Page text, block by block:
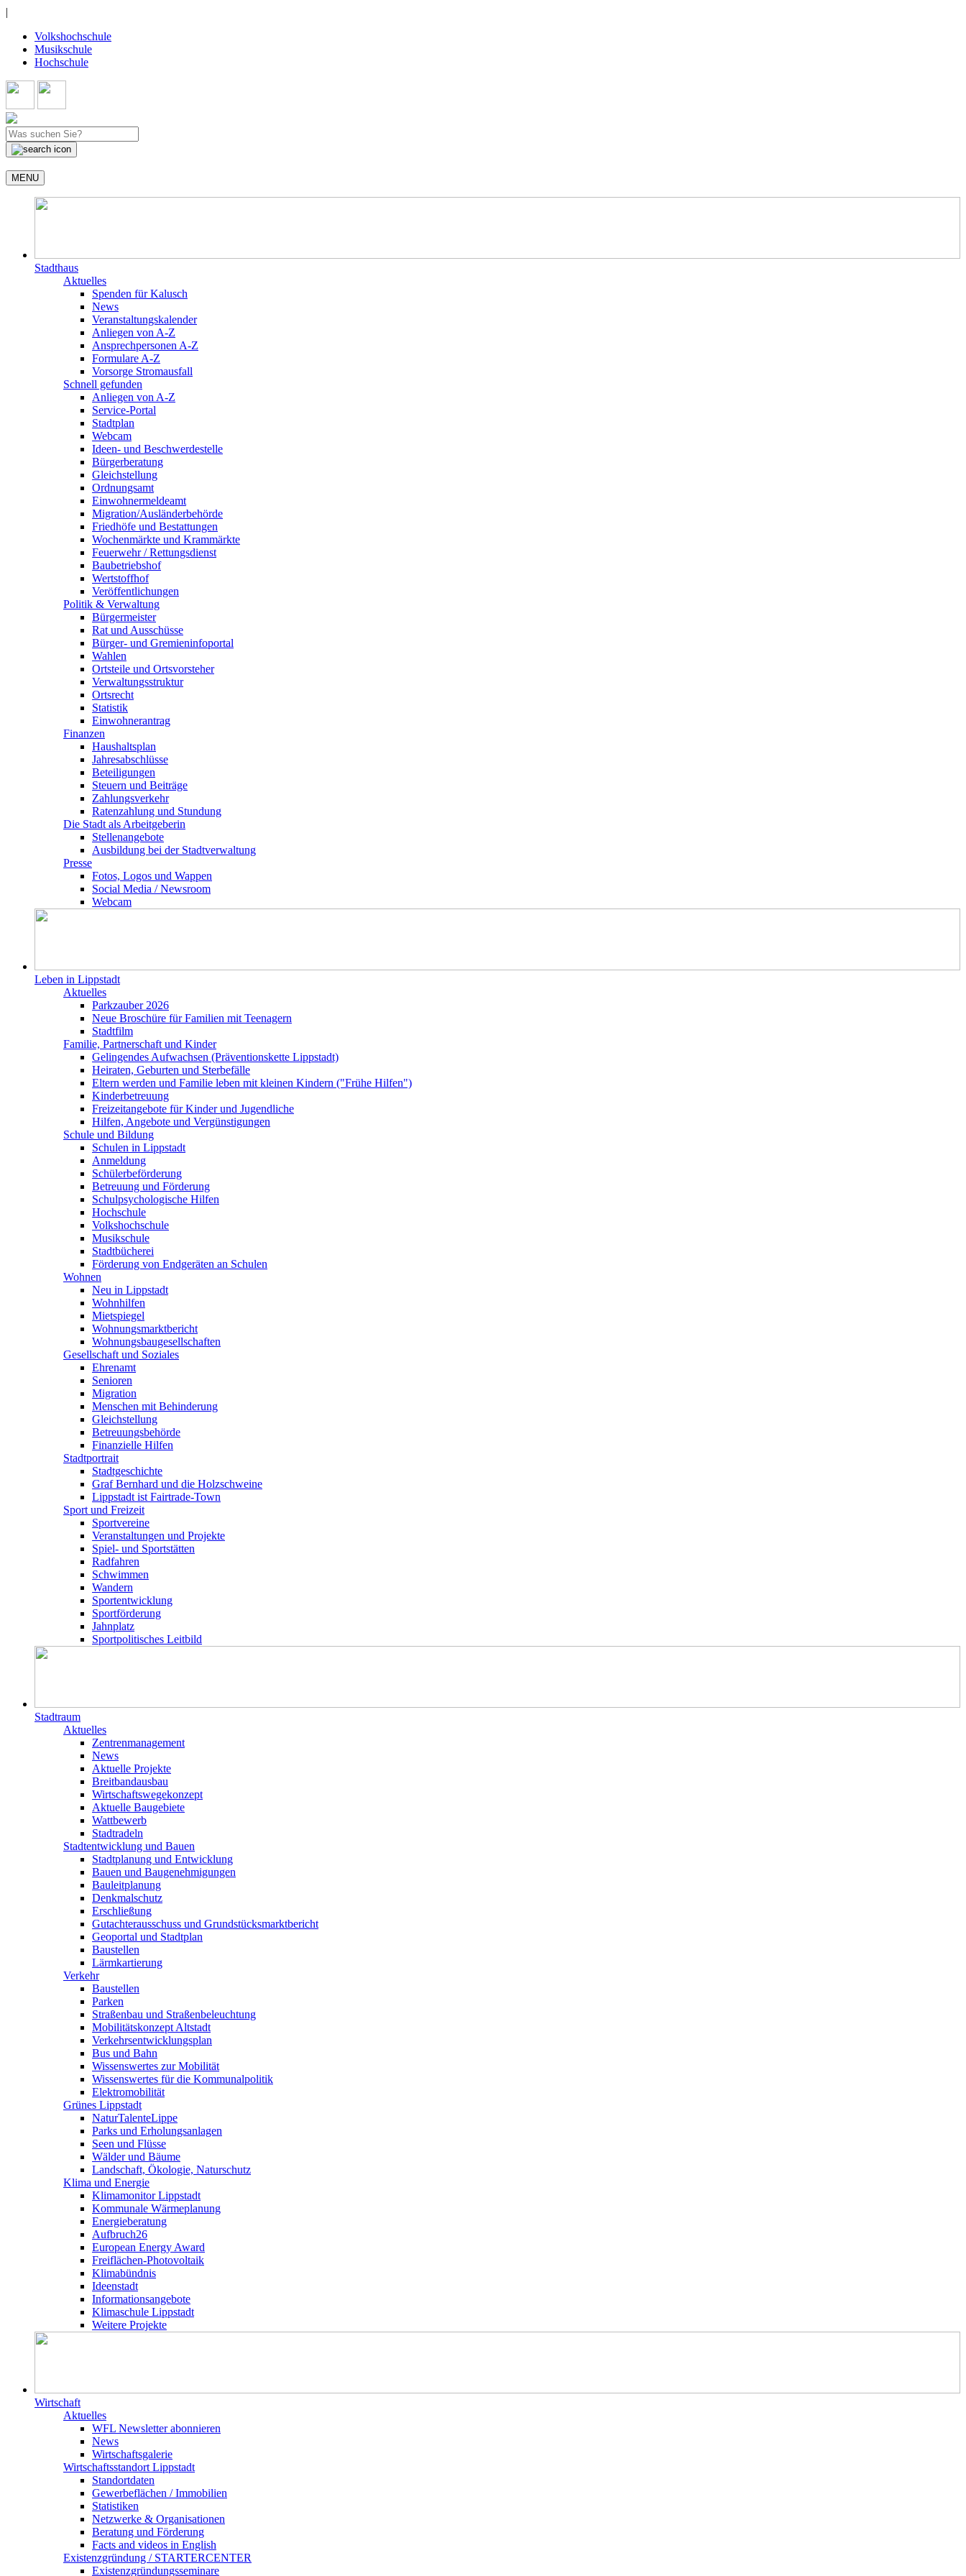
|
Volkshochschule
Musikschule
Hochschule
MENU
Stadthaus
Aktuelles
Spenden für Kalusch
News
Veranstaltungskalender
Anliegen von A-Z
Ansprechpersonen A-Z
Formulare A-Z
Vorsorge Stromausfall
Schnell gefunden
Anliegen von A-Z
Service-Portal
Stadtplan
Webcam
Ideen- und Beschwerdestelle
Bürgerberatung
Gleichstellung
Ordnungsamt
Einwohnermeldeamt
Migration/Ausländerbehörde
Friedhöfe und Bestattungen
Wochenmärkte und Krammärkte
Feuerwehr / Rettungsdienst
Baubetriebshof
Wertstoffhof
Veröffentlichungen
Politik & Verwaltung
Bürgermeister
Rat und Ausschüsse
Bürger- und Gremieninfoportal
Wahlen
Ortsteile und Ortsvorsteher
Verwaltungsstruktur
Ortsrecht
Statistik
Einwohnerantrag
Finanzen
Haushaltsplan
Jahresabschlüsse
Beteiligungen
Steuern und Beiträge
Zahlungsverkehr
Ratenzahlung und Stundung
Die Stadt als Arbeitgeberin
Stellenangebote
Ausbildung bei der Stadtverwaltung
Presse
Fotos, Logos und Wappen
Social Media / Newsroom
Webcam
Leben in Lippstadt
Aktuelles
Parkzauber 2026
Neue Broschüre für Familien mit Teenagern
Stadtfilm
Familie, Partnerschaft und Kinder
Gelingendes Aufwachsen (Präventionskette Lippstadt)
Heiraten, Geburten und Sterbefälle
Eltern werden und Familie leben mit kleinen Kindern ("Frühe Hilfen")
Kinderbetreuung
Freizeitangebote für Kinder und Jugendliche
Hilfen, Angebote und Vergünstigungen
Schule und Bildung
Schulen in Lippstadt
Anmeldung
Schülerbeförderung
Betreuung und Förderung
Schulpsychologische Hilfen
Hochschule
Volkshochschule
Musikschule
Stadtbücherei
Förderung von Endgeräten an Schulen
Wohnen
Neu in Lippstadt
Wohnhilfen
Mietspiegel
Wohnungsmarktbericht
Wohnungsbaugesellschaften
Gesellschaft und Soziales
Ehrenamt
Senioren
Migration
Menschen mit Behinderung
Gleichstellung
Betreuungsbehörde
Finanzielle Hilfen
Stadtportrait
Stadtgeschichte
Graf Bernhard und die Holzschweine
Lippstadt ist Fairtrade-Town
Sport und Freizeit
Sportvereine
Veranstaltungen und Projekte
Spiel- und Sportstätten
Radfahren
Schwimmen
Wandern
Sportentwicklung
Sportförderung
Jahnplatz
Sportpolitisches Leitbild
Stadtraum
Aktuelles
Zentrenmanagement
News
Aktuelle Projekte
Breitbandausbau
Wirtschaftswegekonzept
Aktuelle Baugebiete
Wattbewerb
Stadtradeln
Stadtentwicklung und Bauen
Stadtplanung und Entwicklung
Bauen und Baugenehmigungen
Bauleitplanung
Denkmalschutz
Erschließung
Gutachterausschuss und Grundstücksmarktbericht
Geoportal und Stadtplan
Baustellen
Lärmkartierung
Verkehr
Baustellen
Parken
Straßenbau und Straßenbeleuchtung
Mobilitätskonzept Altstadt
Verkehrsentwicklungsplan
Bus und Bahn
Wissenswertes zur Mobilität
Wissenswertes für die Kommunalpolitik
Elektromobilität
Grünes Lippstadt
NaturTalenteLippe
Parks und Erholungsanlagen
Seen und Flüsse
Wälder und Bäume
Landschaft, Ökologie, Naturschutz
Klima und Energie
Klimamonitor Lippstadt
Kommunale Wärmeplanung
Energieberatung
Aufbruch26
European Energy Award
Freiflächen-Photovoltaik
Klimabündnis
Ideenstadt
Informationsangebote
Klimaschule Lippstadt
Weitere Projekte
Wirtschaft
Aktuelles
WFL Newsletter abonnieren
News
Wirtschaftsgalerie
Wirtschafts­­standort Lippstadt
Standortdaten
Gewerbeflächen / Immobilien
Statistiken
Netzwerke & Organisationen
Beratung und Förderung
Facts and videos in English
Existenz­gründung / STARTERCENTER
Existenzgründungsseminare